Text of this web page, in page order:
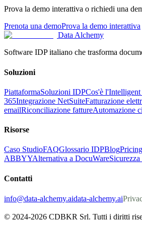
Prova la demo interattiva o richiedi una
Prenota una demoProva la demo interattiva
Data Alchemy
Software IDP italiano che trasforma
Soluzioni
PiattaformaSoluzioni IDPCos'è
365Integrazione NetSuiteFatturazione
emailRiconciliazione fattureAutomazione
Risorse
Caso StudioFAQGlossario IDPBlogPricing
ABBYYAlternativa a DocuWare
Contatti
info@data-alchemy.aidata-alchemy.ai
© 2024-2026 CDBKR Srl. Tutti i diritti